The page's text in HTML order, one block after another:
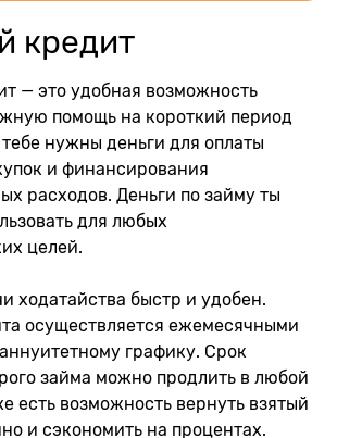
кредит
— это удобная возможность
помощь на короткий период
нужны деньги для оплаты
и финансирования
расходов. Деньги по займу ты
для любых
целей.
ходатайства быстр и удобен.
осуществляется ежемесячными
графику. Срок
займа можно продлить в любой
есть возможность вернуть взятый
и сэкономить на процентах.